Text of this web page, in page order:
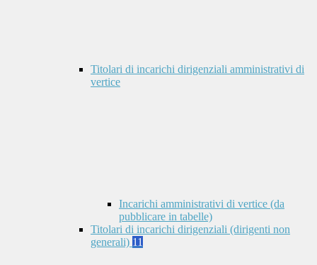
Titolari di incarichi dirigenziali amministrativi di
vertice
Incarichi amministrativi di vertice (da
pubblicare in tabelle)
Titolari di incarichi dirigenziali (dirigenti non
generali) 11